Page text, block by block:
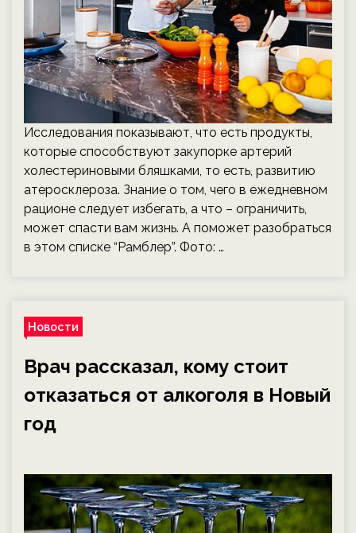
Исследования показывают, что есть продукты,
которые способствуют закупорке артерий
холестериновыми бляшками, то есть, развитию
атеросклероза. Знание о том, чего в ежедневном
рационе следует избегать, а что – ограничить,
может спасти вам жизнь. А поможет разобраться
в этом списке “Рамблер”. Фото: …
Новости
Врач рассказал, кому стоит
отказаться от алкоголя в Новый
год